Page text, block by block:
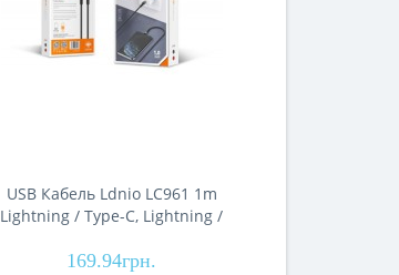
USB Кабель Ldnio LC961 1m
Lightning / Type-C, Lightning /
169.94грн.